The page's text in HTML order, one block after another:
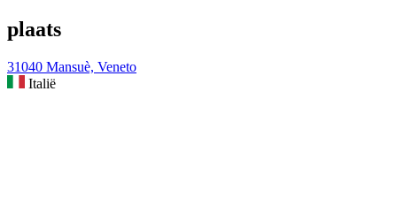
plaats
31040 Mansuè, Veneto
Italië